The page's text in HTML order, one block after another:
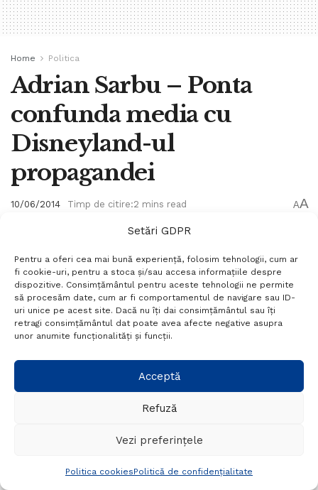
Setări GDPR
Pentru a oferi cea mai bună experiență, folosim tehnologii, cum ar
fi cookie-uri, pentru a stoca și/sau accesa informațiile despre
dispozitive. Consimțământul pentru aceste tehnologii ne permite
să procesăm date, cum ar fi comportamentul de navigare sau ID-
uri unice pe acest site. Dacă nu îți dai consimțământul sau îți
retragi consimțământul dat poate avea afecte negative asupra
unor anumite funcționalități și funcții.
Acceptă
Refuză
Vezi preferințele
Politica cookiesPolitică de confidențialitate
Home Politica
Adrian Sarbu – Ponta
confunda media cu
Disneyland-ul
propagandei
10/06/2014 Timp de citire:2 mins read AA
Adrian Sarbu - Ponta confunda media cu Disneyland-ul propagandei